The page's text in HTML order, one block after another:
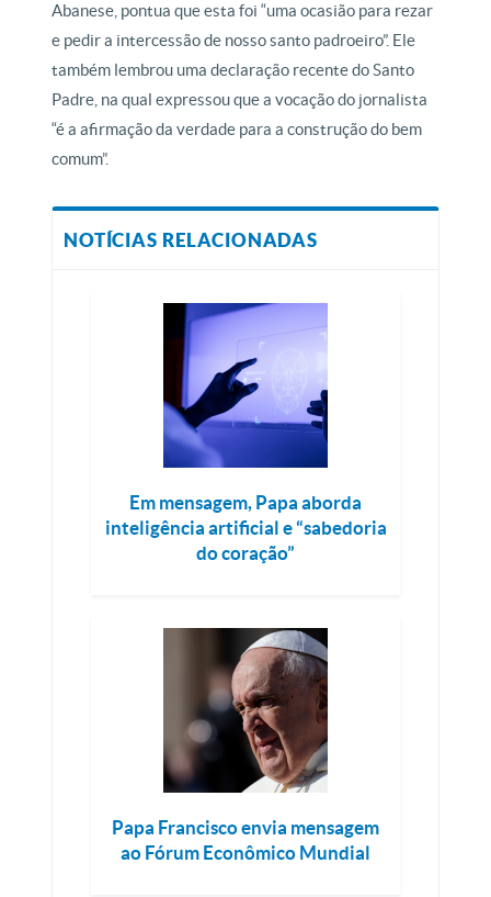
Abanese, pontua que esta foi “uma ocasião para rezar
e pedir a intercessão de nosso santo padroeiro”. Ele
também lembrou uma declaração recente do Santo
Padre, na qual expressou que a vocação do jornalista
“é a afirmação da verdade para a construção do bem
comum”.
NOTÍCIAS RELACIONADAS
Em mensagem, Papa aborda
inteligência artificial e “sabedoria
do coração”
Papa Francisco envia mensagem
ao Fórum Econômico Mundial